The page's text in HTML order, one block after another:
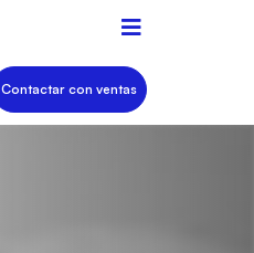
Contactar con ventas